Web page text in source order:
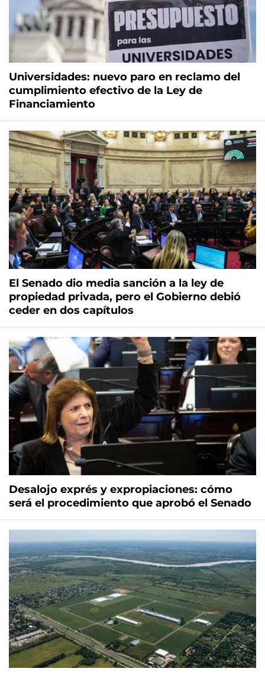
Universidades: nuevo paro en reclamo del
cumplimiento efectivo de la Ley de
Financiamiento
El Senado dio media sanción a la ley de
propiedad privada, pero el Gobierno debió
ceder en dos capítulos
Desalojo exprés y expropiaciones: cómo
será el procedimiento que aprobó el Senado